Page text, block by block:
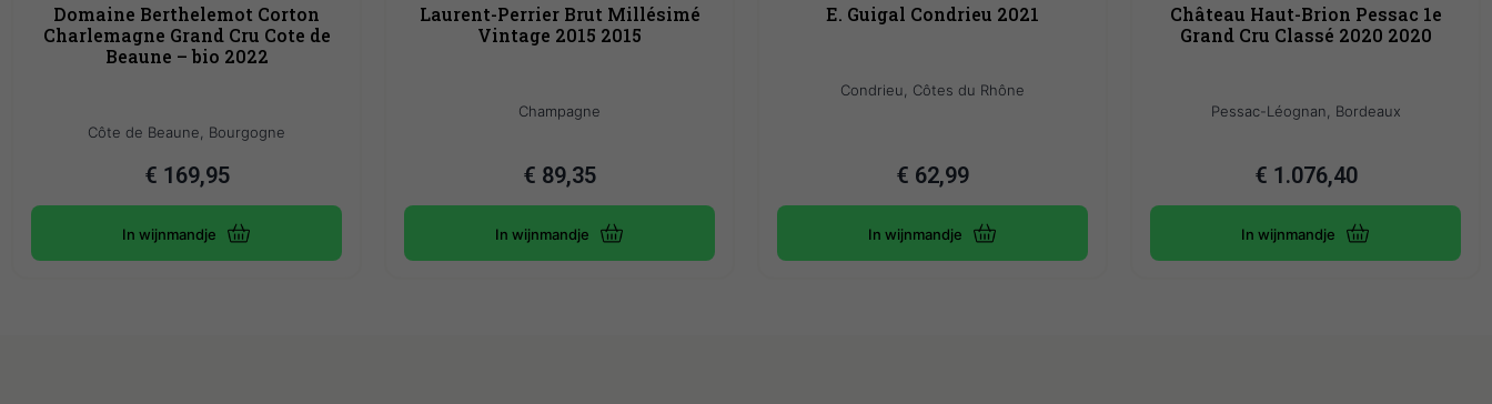
Domaine Berthelemot Corton
Charlemagne Grand Cru Cote de
Beaune – bio 2022
Côte de Beaune, Bourgogne
€ 169,95
In wijnmandje
Laurent-Perrier Brut Millésimé
Vintage 2015 2015
Champagne
€ 89,35
In wijnmandje
E. Guigal Condrieu 2021
Condrieu, Côtes du Rhône
€ 62,99
In wijnmandje
Château Haut-Brion Pessac 1e
Grand Cru Classé 2020 2020
Pessac-Léognan, Bordeaux
€ 1.076,40
In wijnmandje